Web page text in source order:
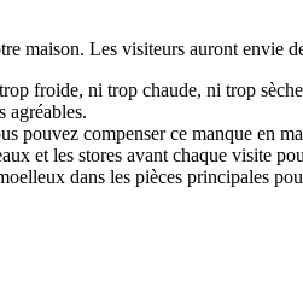
maison. Les visiteurs auront envie
froide, ni trop chaude, ni trop
agréables.
pouvez compenser ce manque en
et les stores avant chaque visite
dans les pièces principales